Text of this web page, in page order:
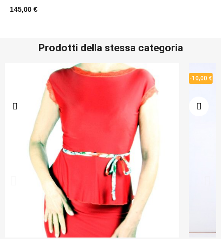
145,00 €
Prodotti della stessa categoria
-10,00 €